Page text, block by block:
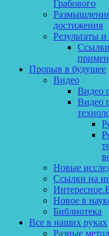
Грабового
достижения
Результаты
Ссылки
Прорыв в будущее
Видео
Видео
Видео
Новые
Ссылки на
Новое в
Библиотека
Все в наших руках
Разные